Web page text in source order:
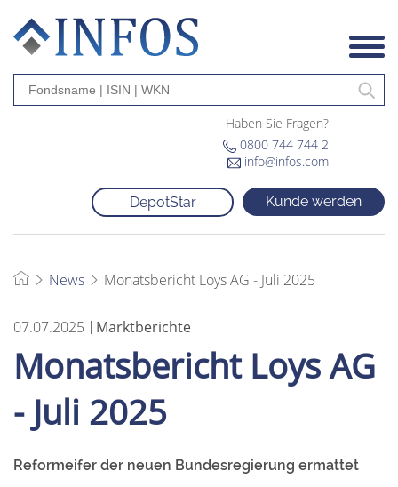
Haben Sie Fragen?
0800 744 744 2
info@infos.com
DepotStar Kunde werden
News Monatsbericht Loys AG - Juli 2025
07.07.2025 Marktberichte
Monatsbericht Loys AG
- Juli 2025
Reformeifer der neuen Bundesregierung ermattet